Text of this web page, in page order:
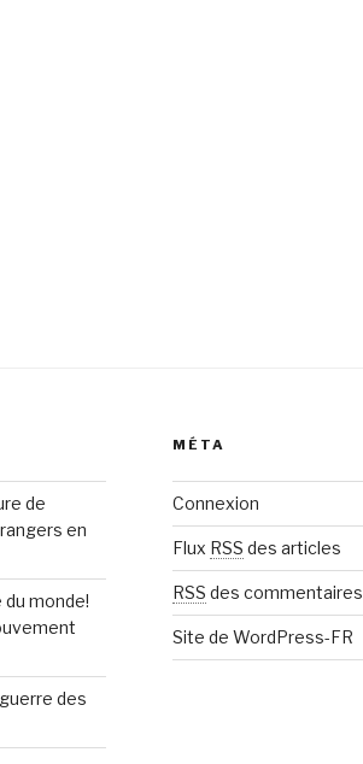
de
en
du monde!
des
MÉTA
Connexion
Flux RSS des articles
RSS des commentaires
Site de WordPress-FR